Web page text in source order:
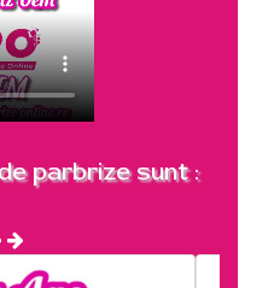
parbrize sunt :